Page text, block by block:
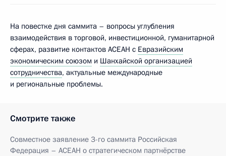
На повестке дня саммита – вопросы углубления
взаимодействия в торговой, инвестиционной, гуманитарной
сферах, развитие контактов АСЕАН с Евразийским
экономическим союзом и Шанхайской организацией
сотрудничества, актуальные международные
и региональные проблемы.
Смотрите также
Совместное заявление 3-го саммита Российская
Федерация – АСЕАН о стратегическом партнёрстве